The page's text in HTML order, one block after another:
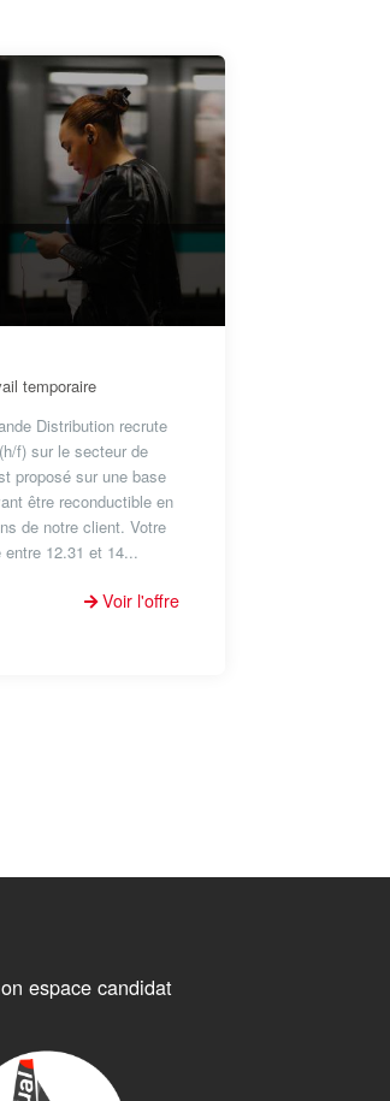
temporaire
Distribution recrute
f) sur le secteur de
proposé sur une base
être reconductible en
de notre client. Votre
entre 12.31 et 14...
Voir l'offre
espace candidat